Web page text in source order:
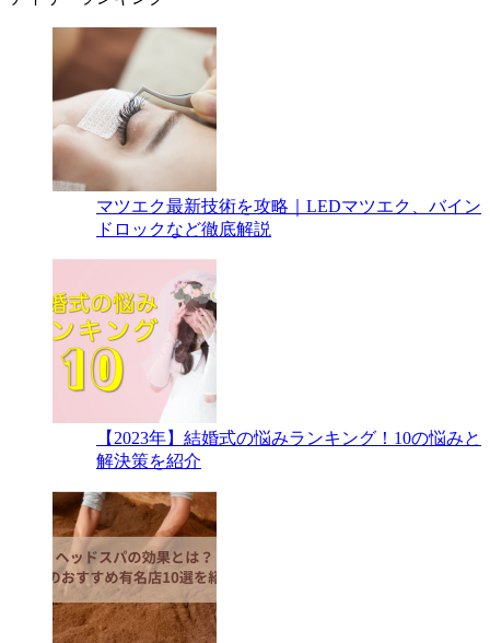
マツエク最新技術を攻略｜LEDマツエク、バイン
ドロックなど徹底解説
【2023年】結婚式の悩みランキング！10の悩みと
解決策を紹介